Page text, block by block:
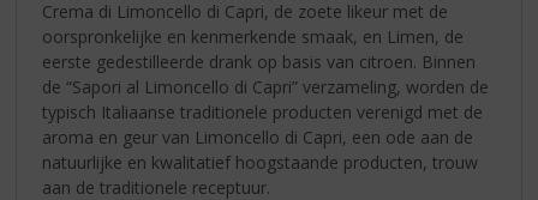
Crema di Limoncello di Capri, de zoete likeur met de
oorspronkelijke en kenmerkende smaak, en Limen, de
eerste gedestilleerde drank op basis van citroen. Binnen
de “Sapori al Limoncello di Capri” verzameling, worden de
typisch Italiaanse traditionele producten verenigd met de
aroma en geur van Limoncello di Capri, een ode aan de
natuurlijke en kwalitatief hoogstaande producten, trouw
aan de traditionele receptuur.